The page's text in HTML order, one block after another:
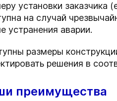
установки заказчика
на случай
устранения аварии.
размеры
решения в
преимущества